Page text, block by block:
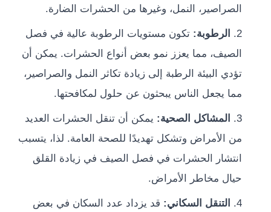
النمل، وغيرها من الحشرات الضارة.
الرطوبة: تكون مستويات الرطوبة عالية في فصل
مما يعزز نمو بعض أنواع الحشرات. يمكن أن
البيئة الرطبة إلى زيادة تكاثر النمل والصراصير،
يجعل الناس يبحثون عن حلول لمكافحتها.
المشاكل الصحية: يمكن أن تنقل الحشرات العديد
الأمراض وتشكل تهديدًا للصحة العامة. لذا، يتسبب
الحشرات في فصل الصيف في زيادة القلق
مخاطر الأمراض.
التنقل السكاني: قد يزداد عدد السكان في بعض